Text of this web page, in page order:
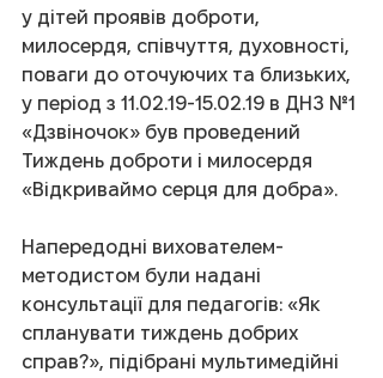
у дітей проявів доброти,
милосердя, співчуття, духовності,
поваги до оточуючих та близьких,
у період з 11.02.19-15.02.19 в ДНЗ №1
«Дзвіночок» був проведений
Тиждень доброти і милосердя
«Відкриваймо серця для добра».
Напередодні вихователем-
методистом були надані
консультації для педагогів: «Як
спланувати тиждень добрих
справ?», підібрані мультимедійні